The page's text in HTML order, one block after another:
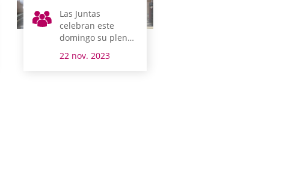
Las Juntas
celebran este
domingo su pleno
noviembre
22 nov. 2023